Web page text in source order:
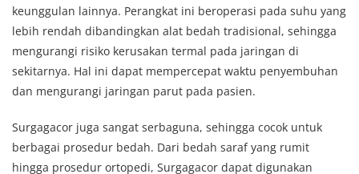
keunggulan lainnya. Perangkat ini beroperasi pada suhu yang
lebih rendah dibandingkan alat bedah tradisional, sehingga
mengurangi risiko kerusakan termal pada jaringan di
sekitarnya. Hal ini dapat mempercepat waktu penyembuhan
dan mengurangi jaringan parut pada pasien.
Surgagacor juga sangat serbaguna, sehingga cocok untuk
berbagai prosedur bedah. Dari bedah saraf yang rumit
hingga prosedur ortopedi, Surgagacor dapat digunakan